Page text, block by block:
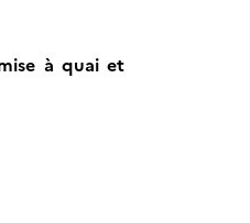
à quai et